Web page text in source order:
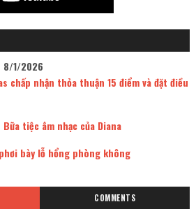
8/1/2026
chấp nhận thỏa thuận 15 điểm và đặt điều
tiệc âm nhạc của Diana
bày lỗ hổng phòng không
COMMENTS